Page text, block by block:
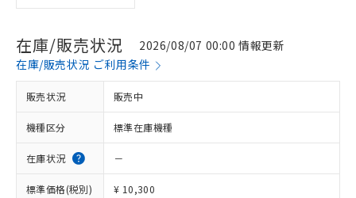
在庫/販売状況
2026/08/07 00:00 情報更新
在庫/販売状況 ご利用条件
販売状況 販売中
機種区分 標準在庫機種
在庫状況 －
標準価格(税別) ¥ 10,300